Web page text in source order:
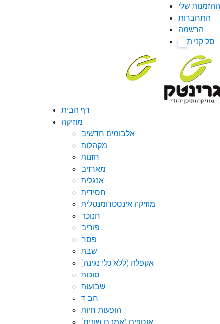
ההזמנות שלי
התחברות
הרשמה
סל קניות
דף הבית
מוזיקה
אלבומים חדשים
מקהלות
חזנות
מארזים
אנגלית
חסידית
מוזיקה אינסטרומנטלית
חנוכה
פורים
פסח
שבת
אקפלה (ללא כלי נגינה)
סוכות
שבועות
חב"ד
הופעות חיות
אוספים (אמנים שונים)